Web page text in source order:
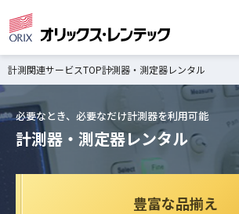
計測関連サービスTOP計測器・測定器レンタル
必要なとき、必要なだけ計測器を利用可能
計測器・測定器レンタル
豊富な品揃え